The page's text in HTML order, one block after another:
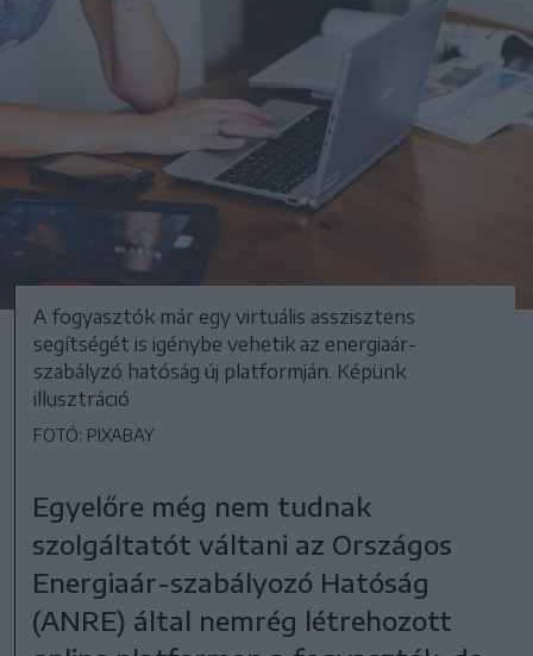
A fogyasztók már egy virtuális asszisztens
segítségét is igénybe vehetik az energiaár-
szabályzó hatóság új platformján. Képünk
illusztráció
FOTÓ: PIXABAY
Egyelőre még nem tudnak
szolgáltatót váltani az Országos
Energiaár-szabályozó Hatóság
(ANRE) által nemrég létrehozott